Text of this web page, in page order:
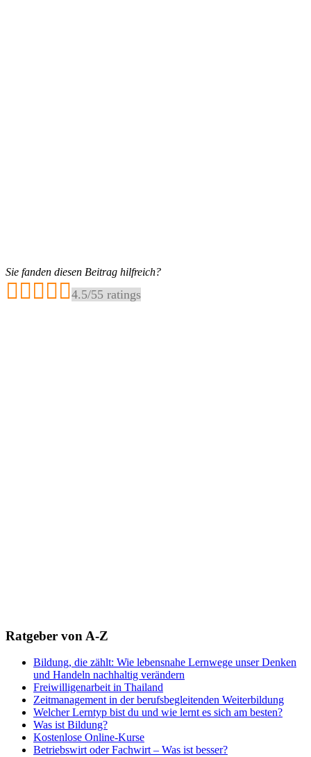
Sie fanden diesen Beitrag hilfreich?
4.5/55 ratings
Ratgeber von A-Z
Bildung, die zählt: Wie lebensnahe Lernwege unser Denken
und Handeln nachhaltig verändern
Freiwilligenarbeit in Thailand
Zeitmanagement in der berufsbegleitenden Weiterbildung
Welcher Lerntyp bist du und wie lernt es sich am besten?
Was ist Bildung?
Kostenlose Online-Kurse
Betriebswirt oder Fachwirt – Was ist besser?